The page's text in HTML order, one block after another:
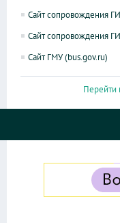
Сайт сопровождения
Сайт сопровождения
Сайт ГМУ (bus.gov.ru)
Перейти